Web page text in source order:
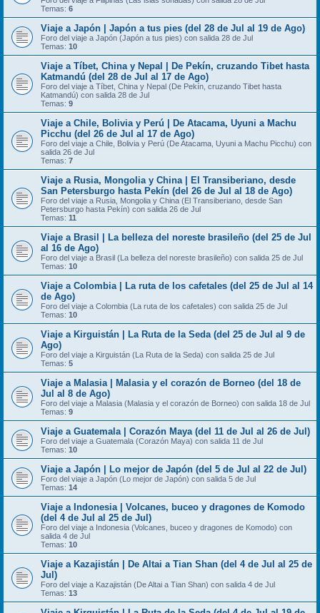
Temas: 6
Viaje a Japón | Japón a tus pies (del 28 de Jul al 19 de Ago)
Foro del viaje a Japón (Japón a tus pies) con salida 28 de Jul
Temas: 10
Viaje a Tíbet, China y Nepal | De Pekín, cruzando Tibet hasta
Katmandú (del 28 de Jul al 17 de Ago)
Foro del viaje a Tíbet, China y Nepal (De Pekín, cruzando Tibet hasta
Katmandú) con salida 28 de Jul
Temas: 9
Viaje a Chile, Bolivia y Perú | De Atacama, Uyuni a Machu
Picchu (del 26 de Jul al 17 de Ago)
Foro del viaje a Chile, Bolivia y Perú (De Atacama, Uyuni a Machu Picchu) con
salida 26 de Jul
Temas: 7
Viaje a Rusia, Mongolia y China | El Transiberiano, desde
San Petersburgo hasta Pekín (del 26 de Jul al 18 de Ago)
Foro del viaje a Rusia, Mongolia y China (El Transiberiano, desde San
Petersburgo hasta Pekín) con salida 26 de Jul
Temas: 11
Viaje a Brasil | La belleza del noreste brasileño (del 25 de Jul
al 16 de Ago)
Foro del viaje a Brasil (La belleza del noreste brasileño) con salida 25 de Jul
Temas: 10
Viaje a Colombia | La ruta de los cafetales (del 25 de Jul al 14
de Ago)
Foro del viaje a Colombia (La ruta de los cafetales) con salida 25 de Jul
Temas: 10
Viaje a Kirguistán | La Ruta de la Seda (del 25 de Jul al 9 de
Ago)
Foro del viaje a Kirguistán (La Ruta de la Seda) con salida 25 de Jul
Temas: 5
Viaje a Malasia | Malasia y el corazón de Borneo (del 18 de
Jul al 8 de Ago)
Foro del viaje a Malasia (Malasia y el corazón de Borneo) con salida 18 de Jul
Temas: 9
Viaje a Guatemala | Corazón Maya (del 11 de Jul al 26 de Jul)
Foro del viaje a Guatemala (Corazón Maya) con salida 11 de Jul
Temas: 10
Viaje a Japón | Lo mejor de Japón (del 5 de Jul al 22 de Jul)
Foro del viaje a Japón (Lo mejor de Japón) con salida 5 de Jul
Temas: 14
Viaje a Indonesia | Volcanes, buceo y dragones de Komodo
(del 4 de Jul al 25 de Jul)
Foro del viaje a Indonesia (Volcanes, buceo y dragones de Komodo) con
salida 4 de Jul
Temas: 10
Viaje a Kazajistán | De Altai a Tian Shan (del 4 de Jul al 25 de
Jul)
Foro del viaje a Kazajistán (De Altai a Tian Shan) con salida 4 de Jul
Temas: 13